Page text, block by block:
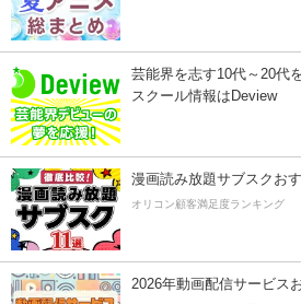
芸能界を志す10代～20代
スクール情報はDeview
漫画読み放題サブスクお
オリコン顧客満足度ランキング
2026年動画配信サービス